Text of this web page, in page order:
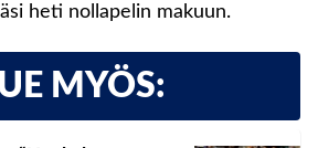
heti nollapelin makuun.
MYÖS: